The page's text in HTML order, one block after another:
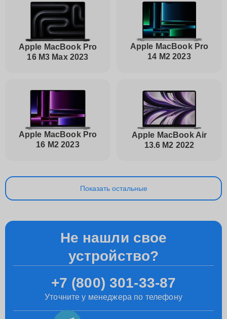
Apple MacBook Pro
16 M3 Max 2023
Apple MacBook Pro
14 M2 2023
Apple MacBook Pro
16 M2 2023
Apple MacBook Air
13.6 M2 2022
Показать остальные
Не нашли свое
устройство?
+7 (800) 301-33-87
Уточните у менеджера по телефону